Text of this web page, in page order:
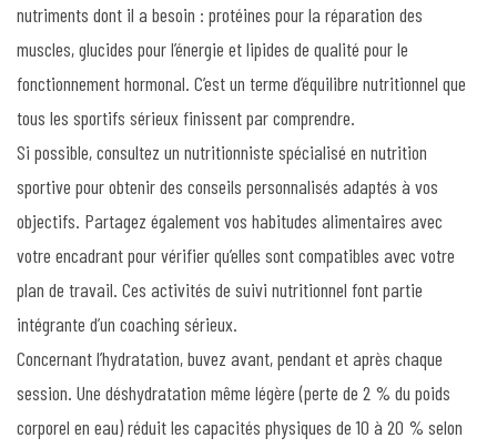
nutriments dont il a besoin : protéines pour la réparation des
muscles, glucides pour l’énergie et lipides de qualité pour le
fonctionnement hormonal. C’est un terme d’équilibre nutritionnel que
tous les sportifs sérieux finissent par comprendre.
Si possible, consultez un nutritionniste spécialisé en nutrition
sportive pour obtenir des conseils personnalisés adaptés à vos
objectifs. Partagez également vos habitudes alimentaires avec
votre encadrant pour vérifier qu’elles sont compatibles avec votre
plan de travail. Ces activités de suivi nutritionnel font partie
intégrante d’un coaching sérieux.
Concernant l’hydratation, buvez avant, pendant et après chaque
session. Une déshydratation même légère (perte de 2 % du poids
corporel en eau) réduit les capacités physiques de 10 à 20 % selon